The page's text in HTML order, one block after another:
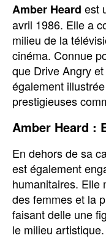
Amber Heard est
avril 1986. Elle a
milieu de la
cinéma. Connue
que Drive Angry
également
prestigieuses
Amber Heard :
En dehors de sa
est également
humanitaires. Elle
des femmes et la
faisant delle une
le milieu artistique.